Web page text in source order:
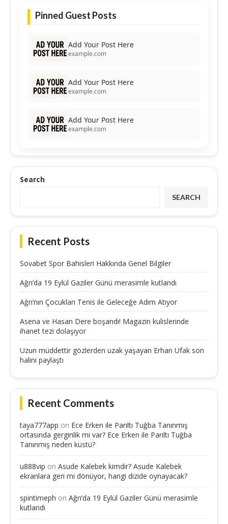
Pinned Guest Posts
Add Your Post Here
example.com
Add Your Post Here
example.com
Add Your Post Here
example.com
Search
SEARCH
Recent Posts
Sovabet Spor Bahisleri Hakkında Genel Bilgiler
Ağrı’da 19 Eylül Gaziler Günü merasimle kutlandı
Ağrı’nın Çocukları Tenis ile Geleceğe Adım Atıyor
Asena ve Hasan Dere boşandı! Magazin kulislerinde
ihanet tezi dolaşıyor
Uzun müddettir gözlerden uzak yaşayan Erhan Ufak son
halini paylaştı
Recent Comments
taya777app on Ece Erken ile Parıltı Tuğba Tanınmış
ortasında gerginlik mi var? Ece Erken ile Parıltı Tuğba
Tanınmış neden küstü?
u888vip on Asude Kalebek kimdir? Asude Kalebek
ekranlara geri mi dönüyor, hangi dizide oynayacak?
spintimeph on Ağrı’da 19 Eylül Gaziler Günü merasimle
kutlandı